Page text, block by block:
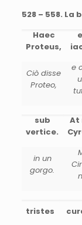
528 – 558. La
Haec
Proteus,
Ciò disse
Proteo,
e
sub
vertice.
At
in un
gorgo.
tristes